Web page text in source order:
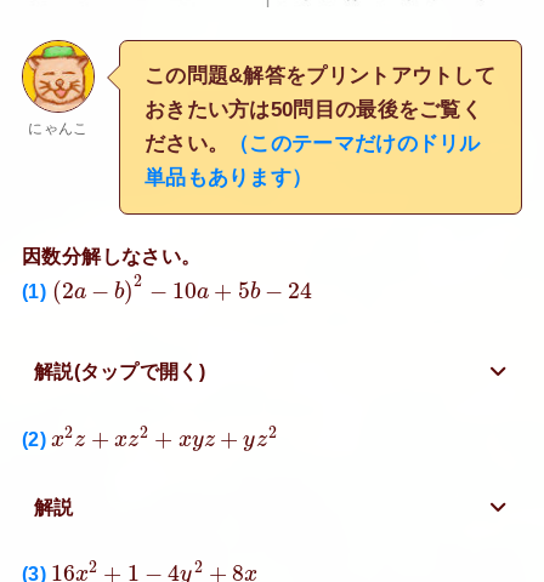
にゃんこ
この問題&解答をプリントアウトして
おきたい方は50問目の最後をご覧く
ださい。
（このテーマだけのドリル
単品もあります）
因数分解しなさい。
(1) (2a − b)2 − 10a + 5b − 24
(2 a− b)2−10 −24
解説(タップで開く)
(2) x2z + xz2 + xyz + yz2
2 + 2+ x z
解説
(3) 16x2 + 1 − 4y2 + 8x
16 x2 + 1− 2 +8 x